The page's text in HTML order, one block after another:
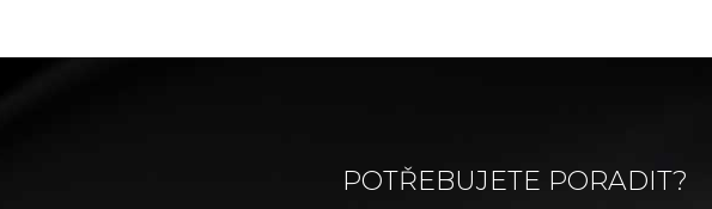
POTŘEBUJETE PORADIT?